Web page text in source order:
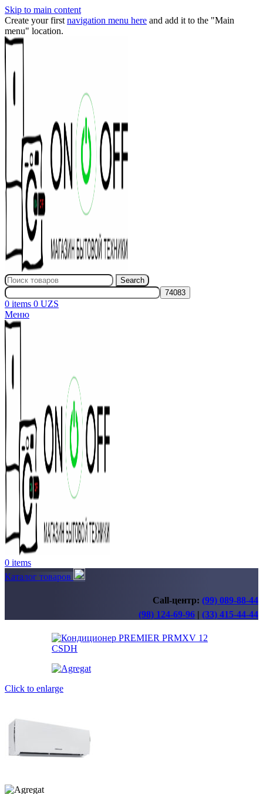
Skip to main content
Create your first navigation menu here and add it to the "Main
menu" location.
Search
0 items 0 UZS
Меню
0 items
Каталог товаров
Call-центр: (99) 089-88-44
(98) 124-69-96 | (33) 415-44-44
Click to enlarge